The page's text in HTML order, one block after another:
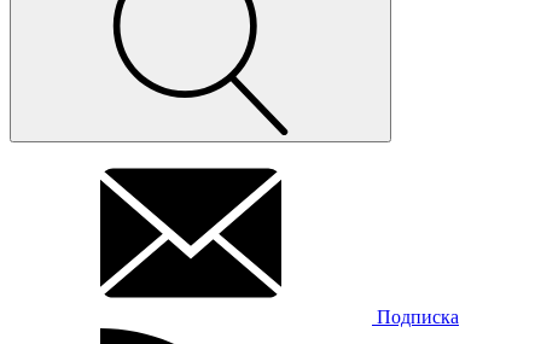
Подписка